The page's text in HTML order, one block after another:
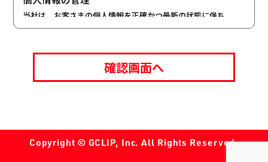
当社は、お客さまの個人情報を正確かつ最新の状態に保ち、
個人情報への不正アクセス・紛失・破損・改ざん・漏洩など
整備・社員教育の徹底等の必要な措置を講じ、安全対策を実
施し個人情報の厳重な管理を行ないます。
料のご送付に利用いたします。
Copyright © GCLIP, Inc. All Rights Reserved.